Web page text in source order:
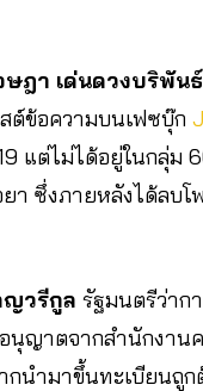
ษฎา เด่นดวงบริพันธ์
ต์ข้อความบนเฟซบุ๊ก
แต่ไม่ได้อยู่ในกลุ่ม
า ซึ่งภายหลังได้ลบโ
วรีกูล รัฐมนตรีว่าก
นุญาตจากสำนักงาน
นำมาขึ้นทะเบียนถูก